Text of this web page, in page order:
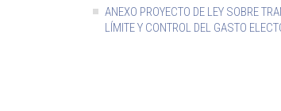
ANEXO PROYECTO DE LEY SOBRE
LÍMITE Y CONTROL DEL GASTO